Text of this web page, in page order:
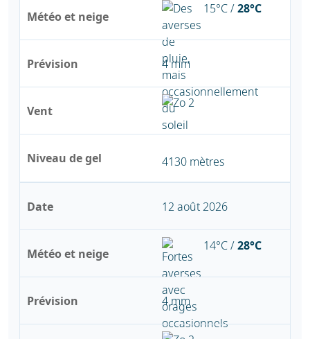
Météo et neige
Prévision
Vent
Niveau de gel
15°C /28°C
4 mm
4130 mètres
Date
Météo et neige
Prévision
12 août 2026
14°C /28°C
4 mm